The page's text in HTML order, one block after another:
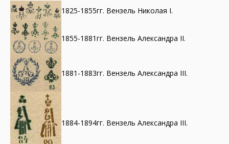
1825-1855гг. Вензель Николая I.
1855-1881гг. Вензель Александра II.
1881-1883гг. Вензель Александра III.
1884-1894гг. Вензель Александра III.